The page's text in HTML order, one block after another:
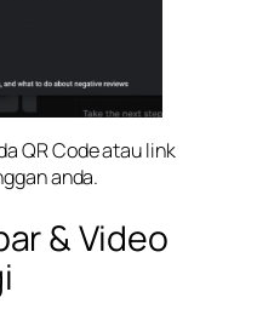
QR Code atau link
anda.
& Video